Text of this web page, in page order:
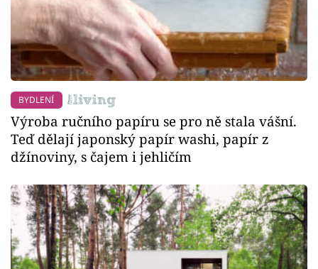
BYDLENÍ
Výroba ručního papíru se pro ně stala vášní.
Teď dělají japonský papír washi, papír z
džínoviny, s čajem i jehličím